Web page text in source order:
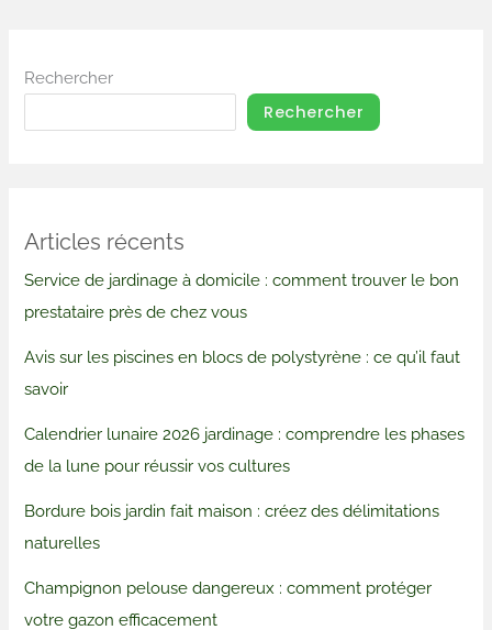
Rechercher
Rechercher
Articles récents
Service de jardinage à domicile : comment trouver le bon
prestataire près de chez vous
Avis sur les piscines en blocs de polystyrène : ce qu’il faut
savoir
Calendrier lunaire 2026 jardinage : comprendre les phases
de la lune pour réussir vos cultures
Bordure bois jardin fait maison : créez des délimitations
naturelles
Champignon pelouse dangereux : comment protéger
votre gazon efficacement